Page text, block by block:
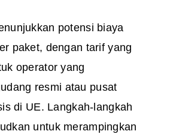
potensi biaya
paket, dengan tarif yang
operator yang
resmi atau pusat
di UE. Langkah-langkah
untuk merampingkan